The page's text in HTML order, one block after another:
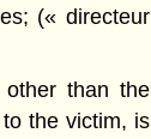
(« directeur
than the
the victim, is